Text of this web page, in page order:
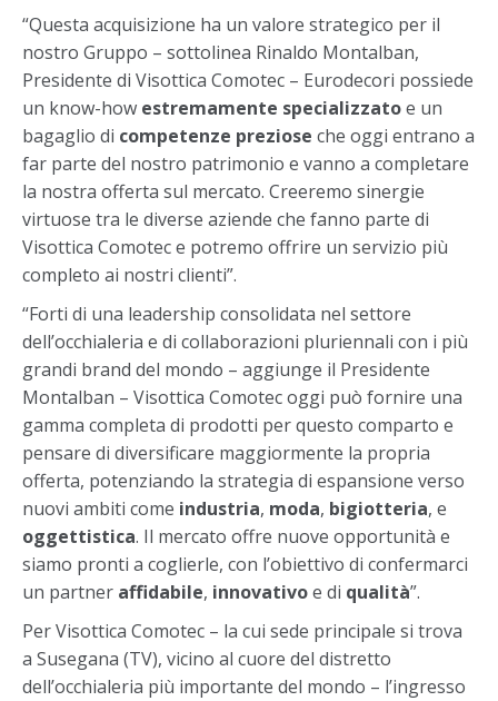
“Questa acquisizione ha un valore strategico per il
nostro Gruppo – sottolinea Rinaldo Montalban,
Presidente di Visottica Comotec – Eurodecori possiede
un know-how estremamente specializzatoe un
bagaglio di competenze preziose che oggi entrano a
far parte del nostro patrimonio e vanno a completare
la nostra offerta sul mercato. Creeremo sinergie
virtuose tra le diverse aziende che fanno parte di
Visottica Comotec e potremo offrire un servizio più
completo ai nostri clienti”.
“Forti di una leadership consolidata nel settore
dell’occhialeria e di collaborazioni pluriennali con i più
grandi brand del mondo – aggiunge il Presidente
Montalban – Visottica Comotec oggi può fornire una
gamma completa di prodotti per questo comparto e
pensare di diversificare maggiormente la propria
offerta, potenziando la strategia di espansione verso
nuovi ambiti come industria, moda, bigiotteria, e
oggettistica. Il mercato offre nuove opportunità e
siamo pronti a coglierle, con l’obiettivo di confermarci
un partner affidabile, innovativoe di qualità”.
Per Visottica Comotec – la cui sede principale si trova
a Susegana (TV), vicino al cuore del distretto
dell’occhialeria più importante del mondo – l’ingresso